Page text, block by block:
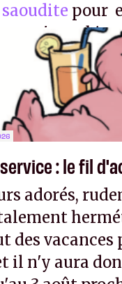
pour
n'aura
Encore
: le fil
adorés,
des
il n'y aura